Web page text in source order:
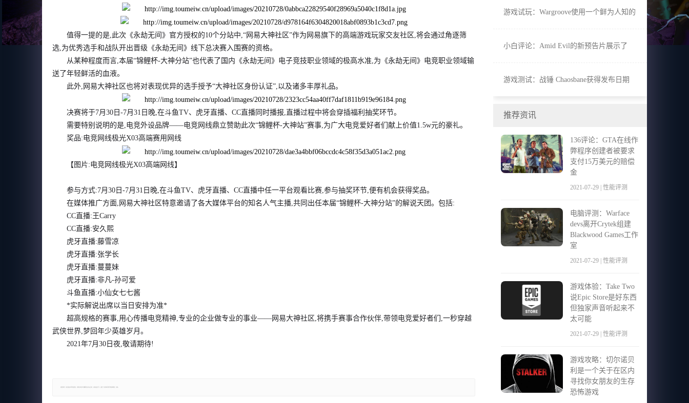
值得一提的是,此次《永劫无间》官方授权的10个分站中,“网易大神社区”作为网易旗下的高端游戏玩家交友社区,将会通过角逐筛
选,为优秀选手和战队开出晋级《永劫无间》线下总决赛入围赛的资格。
从某种程度而言,本届“锦鲤杯-大神分站”也代表了国内《永劫无间》电子竞技职业领域的极高水准,为《永劫无间》电竞职业领域输
送了年轻鲜活的血液。
此外,网易大神社区也将对表现优异的选手授予“大神社区身份认证”,以及诸多丰厚礼品。
决赛将于7月30日-7月31日晚,在斗鱼TV、虎牙直播、CC直播同时播报,直播过程中将会穿插福利抽奖环节。
需要特别说明的是,电竞外设品牌——电竞网线鼎立赞助此次“锦鲤杯-大神站”赛事,为广大电竞爱好者们献上价值1.5w元的豪礼。
奖品:电竞网线极光X03高端赛用网线
【图片:电竞网线极光X03高端网线】
参与方式:7月30日-7月31日晚,在斗鱼TV、虎牙直播、CC直播中任一平台观看比赛,参与抽奖环节,便有机会获得奖品。
在媒体推广方面,网易大神社区特意邀请了各大媒体平台的知名人气主播,共同出任本届“锦鲤杯-大神分站”的解说天团。包括:
CC直播:王Carry
CC直播:安久熙
虎牙直播:藤雪凉
虎牙直播:张学长
虎牙直播:蔓蔓妹
虎牙直播:非凡-孙可爱
斗鱼直播:小仙女七七酱
*实际解说出席以当日安排为准*
超高规格的赛事,用心传播电竞精神,专业的企业做专业的事业——网易大神社区,将携手赛事合作伙伴,带领电竞爱好者们,一秒穿越
武侠世界,梦回年少英雄岁月。
2021年7月30日夜,敬请期待!
郑重声明：本文版权归原作者所有，转载文章仅为传播更多信息之目的，如有侵权行为，请第一时间联系我们修改或删除，多谢。
游戏试玩：Wargroove使用一个鲜为人知的
小白评论：Amid Evil的新预告片展示了
游戏测试：战锤 Chaosbane获得发布日期
推荐资讯
136评论：GTA在线作
弊程序创建者被要求
支付15万美元的赔偿
金
2021-07-29 | 性能评测
电脑评测：Warface
devs离开Crytek组建
Blackwood Games工作
室
2021-07-29 | 性能评测
游戏体验：Take Two
说Epic Store是好东西
但独家声音听起来不
太可能
2021-07-29 | 性能评测
游戏攻略：切尔诺贝
利是一个关于在区内
寻找你女朋友的生存
恐怖游戏